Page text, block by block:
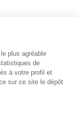
plus agréable
de
à votre profil et
sur ce site le dépôt